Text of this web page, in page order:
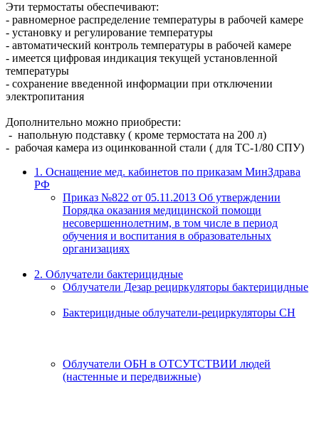
Эти термостаты обеспечивают:
- равномерное распределение температуры в рабочей камере
- установку и регулирование температуры
- автоматический контроль температуры в рабочей камере
- имеется цифровая индикация текущей установленной
температуры
- сохранение введенной информации при отключении
электропитания
Дополнительно можно приобрести:
- напольную подставку ( кроме термостата на 200 л)
- рабочая камера из оцинкованной стали ( для ТС-1/80 СПУ)
1. Оснащение мед. кабинетов по приказам МинЗдрава
РФ
Приказ №822 от 05.11.2013 Об утверждении
Порядка оказания медицинской помощи
несовершеннолетним, в том числе в период
обучения и воспитания в образовательных
организациях
2. Облучатели бактерицидные
Облучатели Дезар рециркуляторы бактерицидные
Бактерицидные облучатели-рециркуляторы СН
Облучатели ОБН в ОТСУТСТВИИ людей
(настенные и передвижные)